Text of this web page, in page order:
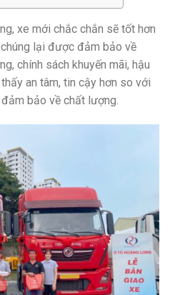
xe mới chắc chắn sẽ tốt hơn
lại được đảm bảo về
chính sách khuyến mãi, hậu
an tâm, tin cậy hơn so với
bảo về chất lượng.